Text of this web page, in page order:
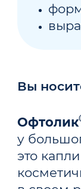
Вы
Офтолик
у
это